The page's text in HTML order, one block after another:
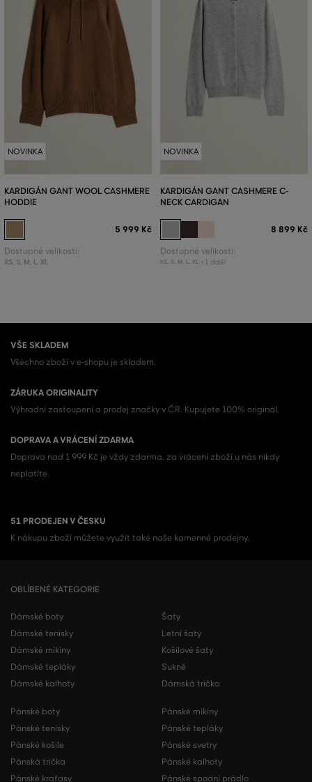
NOVINKA
KARDIGÁN GANT WOOL CASHMERE
HODDIE
5 999 Kč
Dostupné velikosti:
XS, S, M, L, XL
NOVINKA
KARDIGÁN GANT CASHMERE C-
NECK CARDIGAN
8 899 Kč
Dostupné velikosti:
XS, S, M L, XL +1 další
VŠE SKLADEM
Všechno zboží v e-shopu je skladem.
ZÁRUKA ORIGINALITY
Výhradní zastoupení a prodej značky v ČR. Kupujete 100% originál.
DOPRAVA A VRÁCENÍ ZDARMA
Doprava nad 1 999 Kč je vždy zdarma, za vrácení zboží u nás nikdy
neplatíte.
51 PRODEJEN V ČESKU
K nákupu zboží můžete využít také naše kamenné prodejny.
OBLÍBENÉ KATEGORIE
Dámské boty
Dámské tenisky
Dámské mikiny
Dámské tepláky
Dámské kalhoty
Šaty
Letní šaty
Košilové šaty
Sukně
Dámská trička
Pánské boty
Pánské tenisky
Pánské košile
Pánská trička
Pánské kraťasy
Pánské mikiny
Pánské tepláky
Pánské svetry
Pánské kalhoty
Pánské spodní prádlo